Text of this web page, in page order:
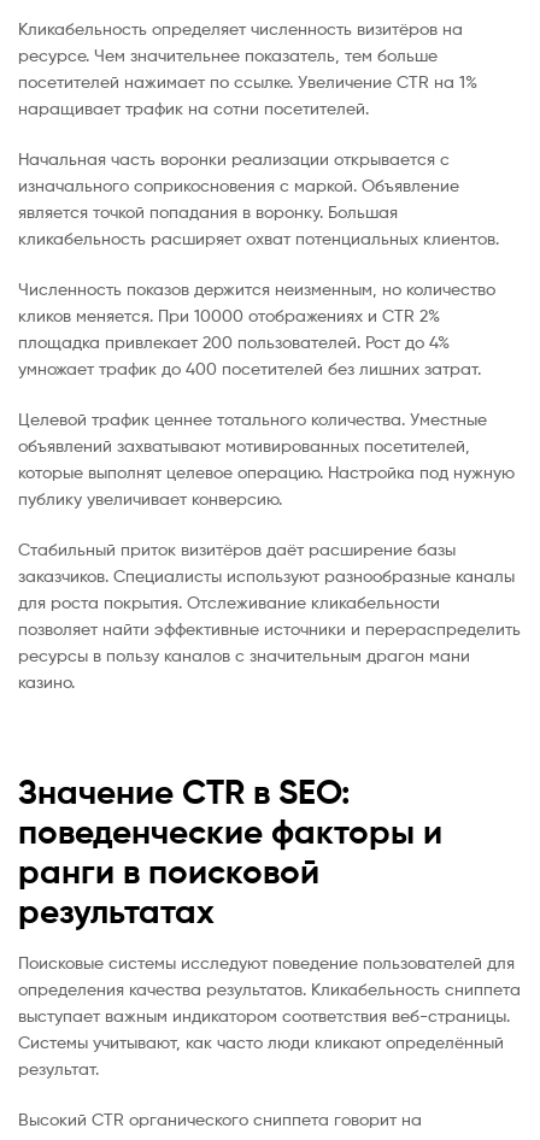
Кликабельность определяет численность визитёров на
ресурсе. Чем значительнее показатель, тем больше
посетителей нажимает по ссылке. Увеличение CTR на 1%
наращивает трафик на сотни посетителей.
Начальная часть воронки реализации открывается с
изначального соприкосновения с маркой. Объявление
является точкой попадания в воронку. Большая
кликабельность расширяет охват потенциальных клиентов.
Численность показов держится неизменным, но количество
кликов меняется. При 10000 отображениях и CTR 2%
площадка привлекает 200 пользователей. Рост до 4%
умножает трафик до 400 посетителей без лишних затрат.
Целевой трафик ценнее тотального количества. Уместные
объявлений захватывают мотивированных посетителей,
которые выполнят целевое операцию. Настройка под нужную
публику увеличивает конверсию.
Стабильный приток визитёров даёт расширение базы
заказчиков. Специалисты используют разнообразные каналы
для роста покрытия. Отслеживание кликабельности
позволяет найти эффективные источники и перераспределить
ресурсы в пользу каналов с значительным драгон мани
казино.
Значение CTR в SEO:
поведенческие факторы и
ранги в поисковой
результатах
Поисковые системы исследуют поведение пользователей для
определения качества результатов. Кликабельность сниппета
выступает важным индикатором соответствия веб-страницы.
Системы учитывают, как часто люди кликают определённый
результат.
Высокий CTR органического сниппета говорит на